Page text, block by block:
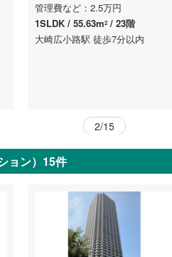
管理費など：2.5万円
1SLDK
55.63m2
23階
大崎広小路駅 徒歩7分以内
2/15
ョン）15件